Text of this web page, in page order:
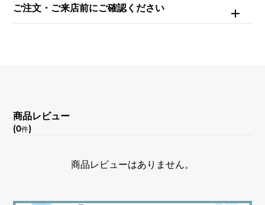
ご注文・ご来店前にご確認ください
商品レビュー
(0件)
商品レビューはありません。